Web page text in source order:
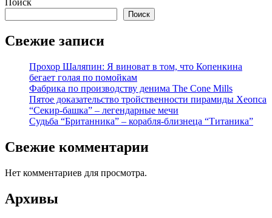
записей
Поиск
Поиск
Свежие записи
Прохор Шаляпин: Я виноват в том, что Копенкина
бегает голая по помойкам
Фабрика по производству денима The Cone Mills
Пятое доказательство тройственности пирамиды Хеопса
“Секир-башка” – легендарные мечи
Судьба “Британника” – корабля-близнеца “Титаника”
Свежие комментарии
Нет комментариев для просмотра.
Архивы